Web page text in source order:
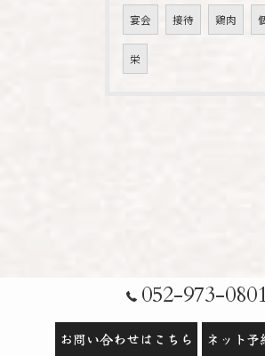
宴会 接待 鶏肉
栄
052-973-
お問い合わせはこちら ネット予